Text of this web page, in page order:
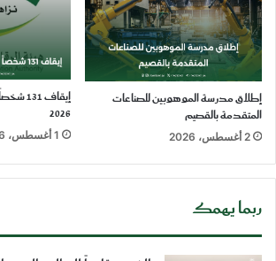
إطلاق مدرسة الموهوبين للصناعات
المتقدمة بالقصيم
2 أغسطس، 2026
إيقاف
2026
1 أغسطس، 2026
ربما يهمك